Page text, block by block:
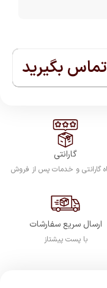
تماس بگیرید
گارانتی
ارسال سریع سفارشات
با پست پیشتاز